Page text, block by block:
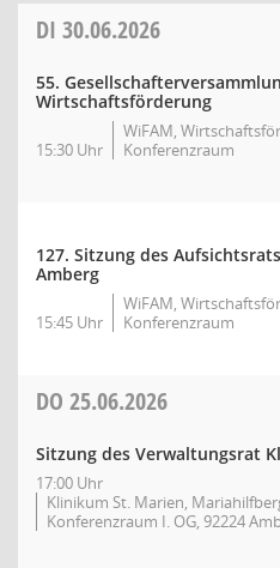
DI 30.06.2026
55.
Wirtschaftsförderung
15:30 Uhr
WiFAM,
Konferenzraum
127. Sitzung des
Amberg
15:45 Uhr
WiFAM,
Konferenzraum
DO 25.06.2026
Sitzung des Verwaltungsrat
17:00 Uhr
Klinikum St. Marien,
Konferenzraum I. OG, 92224